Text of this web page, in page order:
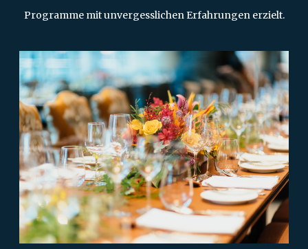
Programme mit unvergesslichen Erfahrungen erzielt.